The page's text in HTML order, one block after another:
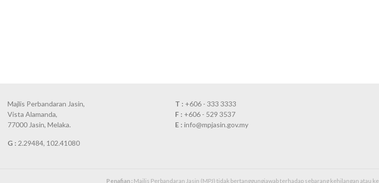
Majlis Perbandaran Jasin,
Vista Alamanda,
77000 Jasin, Melaka.
G : 2.29484, 102.41080
T : +606 - 333 3333
F : +606 - 529 3537
E : info@mpjasin.gov.my
Penafian : Majlis Perbandaran Jasin (MPJ) tidak bertanggungjawab terhadap sebarang kehilangan atau